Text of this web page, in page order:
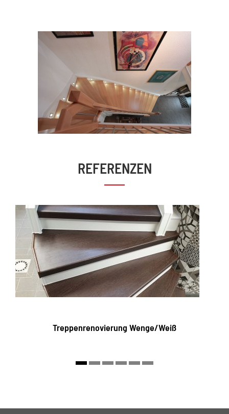
REFERENZEN
Treppenrenovierung Wenge/Weiß